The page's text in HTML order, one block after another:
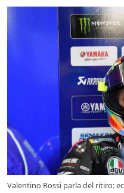
Valentino Rossi parla del ritiro: